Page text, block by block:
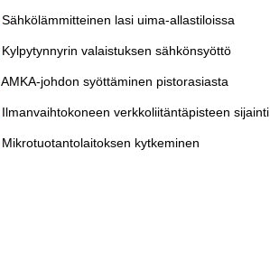
Sähkölämmitteinen lasi uima-allastiloissa
Kylpytynnyrin valaistuksen sähkönsyöttö
AMKA-johdon syöttäminen pistorasiasta
Ilmanvaihtokoneen verkkoliitäntäpisteen sijainti
Mikrotuotantolaitoksen kytkeminen